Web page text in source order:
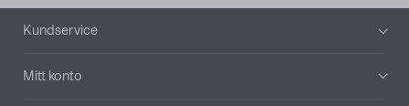
Sidfot
Kundservice
Mitt konto